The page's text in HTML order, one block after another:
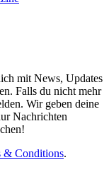
mit News, Updates
Falls du nicht mehr
Wir geben deine
Nachrichten
& Conditions.